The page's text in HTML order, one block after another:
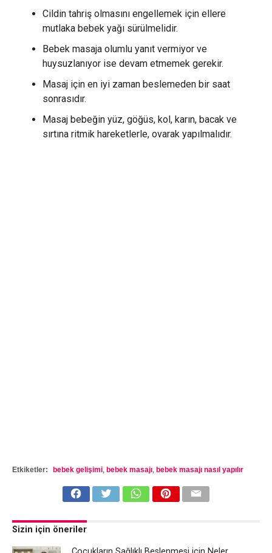
Cildin tahriş olmasını engellemek için ellere
mutlaka bebek yağı sürülmelidir.
Bebek masaja olumlu yanıt vermiyor ve
huysuzlanıyor ise devam etmemek gerekir.
Masaj için en iyi zaman beslemeden bir saat
sonrasıdır.
Masaj bebeğin yüz, göğüs, kol, karın, bacak ve
sırtına ritmik hareketlerle, ovarak yapılmalıdır.
Etkiketler: bebek gelişimi, bebek masajı, bebek masajı nasıl yapılır
Sizin için öneriler